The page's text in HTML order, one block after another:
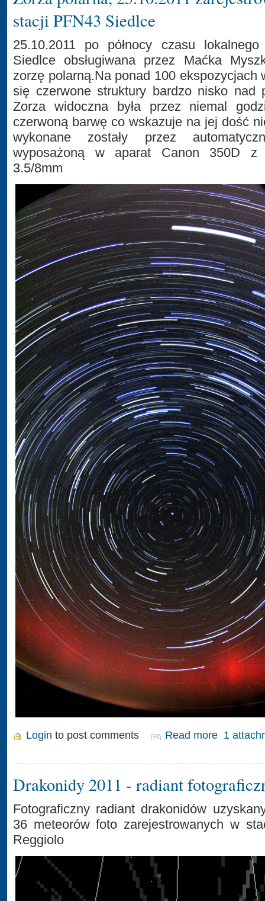
stacji PFN43 Siedlce
25.10.2011 po północy czasu
Siedlce obsługiwana przez Maćka
zorzę polarną.Na ponad 100 ekspozycjach
się czerwone struktury bardzo nisko nad
Zorza widoczna była przez niemal
czerwoną barwę co wskazuje na jej dość
wykonane zostały przez
wyposażoną w aparat Canon 350D z
3.5/8mm
Login to post comments Read more 1
Drakonidy 2011 - radiant
Fotograficzny radiant drakonidów
36 meteorów foto zarejestrowanych w
Reggiolo